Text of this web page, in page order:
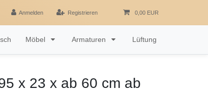
Anmelden Registrieren 0,00 EUR
Möbel Armaturen Lüftung
x 23 x ab 60 cm ab